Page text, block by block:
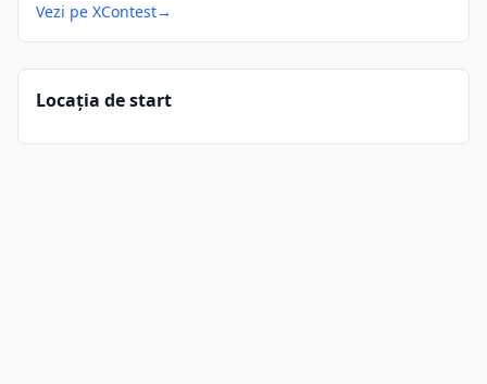
Vezi pe XContest→
Locația de start